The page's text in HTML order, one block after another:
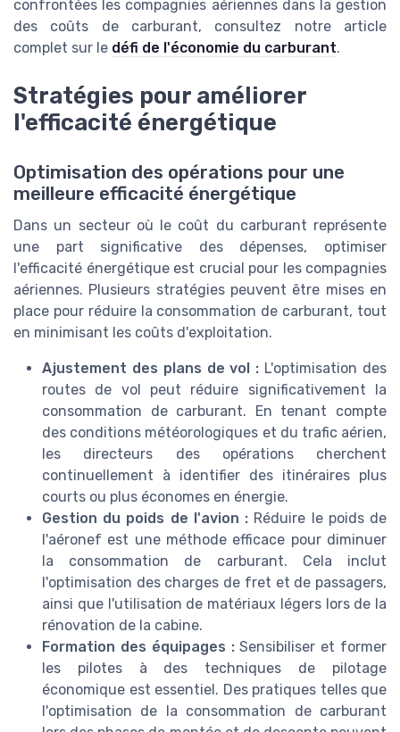
confrontées les compagnies aériennes dans la gestion
des coûts de carburant, consultez notre article
complet sur le défi de l'économie du carburant.
Stratégies pour améliorer
l'efficacité énergétique
Optimisation des opérations pour une
meilleure efficacité énergétique
Dans un secteur où le coût du carburant représente
une part significative des dépenses, optimiser
l'efficacité énergétique est crucial pour les compagnies
aériennes. Plusieurs stratégies peuvent être mises en
place pour réduire la consommation de carburant, tout
en minimisant les coûts d'exploitation.
Ajustement des plans de vol : L'optimisation des
routes de vol peut réduire significativement la
consommation de carburant. En tenant compte
des conditions météorologiques et du trafic aérien,
les directeurs des opérations cherchent
continuellement à identifier des itinéraires plus
courts ou plus économes en énergie.
Gestion du poids de l'avion : Réduire le poids de
l'aéronef est une méthode efficace pour diminuer
la consommation de carburant. Cela inclut
l'optimisation des charges de fret et de passagers,
ainsi que l'utilisation de matériaux légers lors de la
rénovation de la cabine.
Formation des équipages :Sensibiliser et former
les pilotes à des techniques de pilotage
économique est essentiel. Des pratiques telles que
l'optimisation de la consommation de carburant